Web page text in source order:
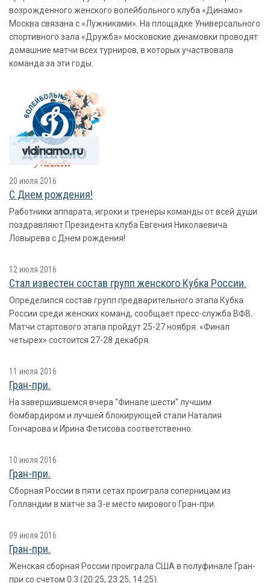
возрожденного женского волейбольного клуба «Динамо»
Москва связана с «Лужниками». На площадке Универсального
спортивного зала «Дружба» московские динамовки проводят
домашние матчи всех турниров, в которых участвовала
команда за эти годы.
20 июля 2016
С Днем рождения!
Работники аппарата, игроки и тренеры команды от всей души
поздравляют Президента клуба Евгения Николаевича
Ловырева с Днем рождения!
12 июля 2016
Стал известен состав групп женского Кубка России.
Определился состав групп предварительного этапа Кубка
России среди женских команд, сообщает пресс-служба ВФВ.
Матчи стартового этапа пройдут 25-27 ноября. «Финал
четырёх» состоится 27-28 декабря.
11 июля 2016
Гран-при.
На завершившемся вчера "Финале шести" лучшим
бомбардиром и лучшей блокирующей стали Наталия
Гончарова и Ирина Фетисова соответственно.
10 июля 2016
Гран-при.
Сборная России в пяти сетах проиграла соперницам из
Голландии в матче за 3-е место мирового Гран-при.
09 июля 2016
Гран-при.
Женская сборная России проиграла США в полуфинале Гран-
при со счетом 0:3 (20:25, 23:25, 14:25).